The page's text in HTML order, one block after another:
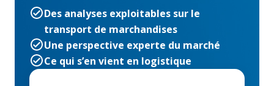
Des analyses exploitables sur le
transport de marchandises
Une perspective experte du marché
Ce qui s’en vient en logistique